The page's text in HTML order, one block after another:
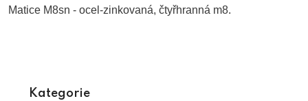
Matice M8sn - ocel-zinkovaná, čtyřhranná m8.
Kategorie